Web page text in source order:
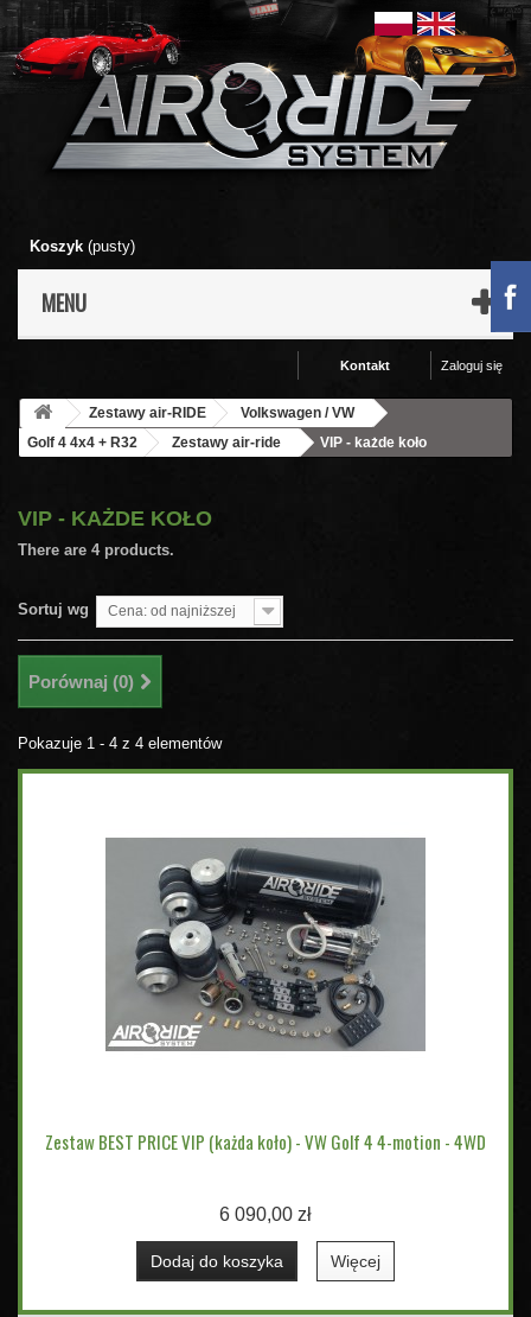
Koszyk (pusty)
MENU
Zaloguj się
Kontakt
Zestawy air-RIDE
Volkswagen / VW
Golf 4 4x4 + R32
Zestawy air-ride VIP - każde koło
VIP - KAŻDE KOŁO
There are 4 products.
Sortuj wg Cena: od najniższej
Porównaj (0)
Pokazuje 1 - 4 z 4 elementów
Zestaw BEST PRICE VIP (każda koło) - VW Golf 4 4-motion - 4WD
6 090,00 zł
Dodaj do koszyka Więcej